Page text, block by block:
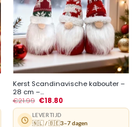
Kerst Scandinavische kabouter –
28 cm –...
€21.99 €18.80
LEVERTIJD
🇳🇱 / 🇧🇪3–7 dagen